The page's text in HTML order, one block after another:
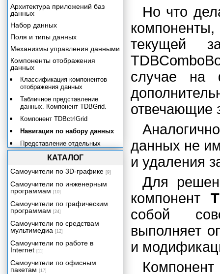
Но что
текущей
случае на
отвечающие
данных не
и удаления
Для
компонент
собой
выполняет
и
Архитектура приложений баз
данных
Набор данных
Поля и типы данных
Механизмы управления данными
Компоненты отображения
данных
Классификация компонентов
отображения данных
Табличное представление
данных. Компонент TDBGrid.
Компонент TDBctrlGrid
Навигация по набору данных
Представление отдельных
полей. Компоненты.
Механизм синхронного
просмотра. Компоненты
TDBLookupListBox и
Графическое представление
Процессор баз данных Borland
Технология dbExpress
Сервер баз данных InterBase и
компоненты InterBase Express
КАТАЛОГ
Самоучители по 3D-графике [9]
Самоучители по инженерным
программам [10]
Самоучители по графическим
программам [24]
Самоучители по средствам
мультимедиа [12]
Самоучители по работе в
Internet [11]
Самоучители по офисным
пакетам [17]